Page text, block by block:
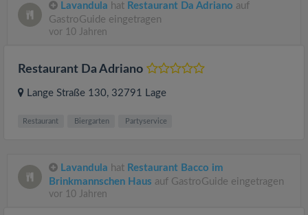
Lavandula hat Restaurant Da Adriano auf
GastroGuide eingetragen
vor 10 Jahren
Restaurant Da Adriano
Lange Straße 130, 32791 Lage
Restaurant Biergarten Partyservice
Lavandula hat Restaurant Bacco im
Brinkmannschen Haus auf GastroGuide eingetragen
vor 10 Jahren